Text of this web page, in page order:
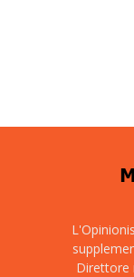
Direttore